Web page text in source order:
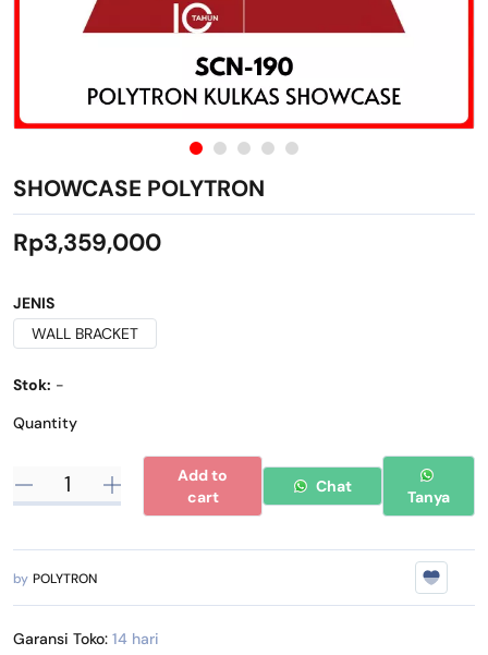
SHOWCASE POLYTRON
Rp3,359,000
JENIS
WALL BRACKET
Stok: -
Quantity
Add to
cart
Chat
Tanya
by POLYTRON
Garansi Toko: 14 hari